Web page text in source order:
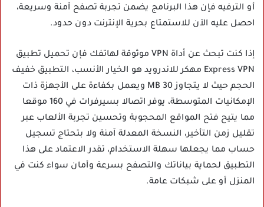
أو الترفيه فإن هذا البرنامج يضمن تجربة تصفح آمنة وسريعة،
احصل عليه الآن للاستمتاع بحرية الإنترنت دون حدود.
إذا كنت تبحث عن أداة VPN موثوقة لهاتفك فإن تحميل تطبيق
Express VPN مهكر للاندرويد هو الخيار الأنسب، التطبيق خفيف
الحجم حيث لا يتجاوز 30 MB ويعمل بكفاءة على الأجهزة ذات
الإمكانيات المتوسطة، يوفر اتصالا بسيرفرات في 160 موقعا
مما يتيح فتح المواقع المحجوبة وتحسين تجربة الألعاب عبر
تقليل زمن التأخير، النسخة المعدلة آمنة ولا بتحتاج تسجيل
حساب مما يجعلها سهلة الاستخدام، تقدر الاعتماد على هذا
التطبيق لحماية بياناتك والتصفح بسرعة وأمان سواء كنت في
المنزل أو على شبكات عامة.